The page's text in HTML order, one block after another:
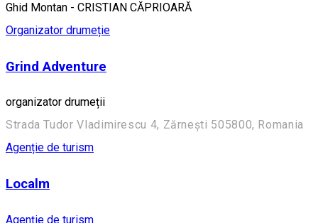
Ghid Montan - CRISTIAN CĂPRIOARĂ
Organizator drumeție
Grind Adventure
organizator drumeții
Strada Tudor Vladimirescu 4, Zărnești 505800, Romania
Agenție de turism
Localm
Agenție de turism